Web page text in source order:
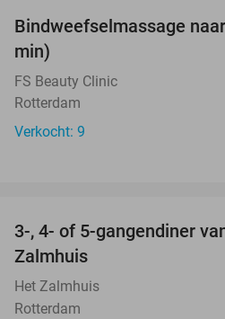
Bindweefselmassage
min)
FS Beauty Clinic
Rotterdam
Verkocht: 9
3-, 4- of 5-gangendiner
Zalmhuis
Het Zalmhuis
Rotterdam